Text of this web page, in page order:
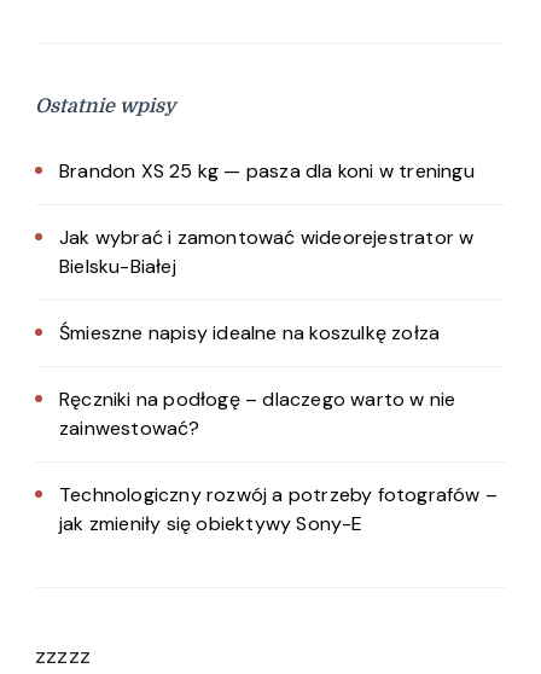
Ostatnie wpisy
Brandon XS 25 kg — pasza dla koni w treningu
Jak wybrać i zamontować wideorejestrator w
Bielsku-Białej
Śmieszne napisy idealne na koszulkę zołza
Ręczniki na podłogę – dlaczego warto w nie
zainwestować?
Technologiczny rozwój a potrzeby fotografów –
jak zmieniły się obiektywy Sony-E
zzzzz